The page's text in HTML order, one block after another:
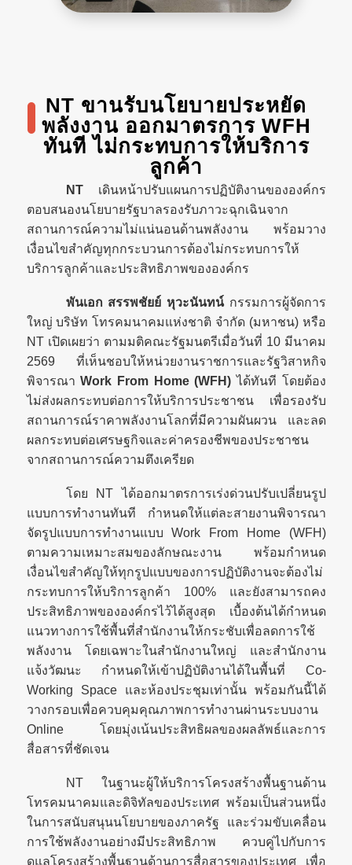
NT ขานรับนโยบายประหยัด
พลังงาน ออกมาตรการ WFH
ทันที ไม่กระทบการให้บริการ
ลูกค้า
NTเดินหน้าปรับแผนการปฏิบัติงานขององค์กร
ตอบสนองนโยบายรัฐบาลรองรับภาวะฉุกเฉินจาก
สถานการณ์ความไม่แน่นอนด้านพลังงาน พร้อมวาง
เงื่อนไขสำคัญทุกกระบวนการต้องไม่กระทบการให้
บริการลูกค้าและประสิทธิภาพขององค์กร
พันเอก สรรพชัยย์ หุวะนันทน์กรรมการผู้จัดการ
ใหญ่ บริษัท โทรคมนาคมแห่งชาติ จำกัด (มหาชน) หรือ
NT เปิดเผยว่า ตามมติคณะรัฐมนตรีเมื่อวันที่ 10 มีนาคม
2569 ที่เห็นชอบให้หน่วยงานราชการและรัฐวิสาหกิจ
พิจารณาWork From Home (WFH) ได้ทันที โดยต้อง
ไม่ส่งผลกระทบต่อการให้บริการประชาชน เพื่อรองรับ
สถานการณ์ราคาพลังงานโลกที่มีความผันผวน และลด
ผลกระทบต่อเศรษฐกิจและค่าครองชีพของประชาชน
จากสถานการณ์ความตึงเครียด
โดย NT ได้ออกมาตรการเร่งด่วนปรับเปลี่ยนรูป
แบบการทำงานทันที กำหนดให้แต่ละสายงานพิจารณา
จัดรูปแบบการทำงานแบบ Work From Home (WFH)
ตามความเหมาะสมของลักษณะงาน พร้อมกำหนด
เงื่อนไขสำคัญให้ทุกรูปแบบของการปฏิบัติงานจะต้องไม่
กระทบการให้บริการลูกค้า 100% และยังสามารถคง
ประสิทธิภาพขององค์กรไว้ได้สูงสุด เบื้องต้นได้กำหนด
แนวทางการใช้พื้นที่สำนักงานให้กระชับเพื่อลดการใช้
พลังงาน โดยเฉพาะในสำนักงานใหญ่ และสำนักงาน
แจ้งวัฒนะ กำหนดให้เข้าปฏิบัติงานได้ในพื้นที่ Co-
Working Space และห้องประชุมเท่านั้น พร้อมกันนี้ได้
วางกรอบเพื่อควบคุมคุณภาพการทำงานผ่านระบบงาน
Online โดยมุ่งเน้นประสิทธิผลของผลลัพธ์และการ
สื่อสารที่ชัดเจน
NT ในฐานะผู้ให้บริการโครงสร้างพื้นฐานด้าน
โทรคมนาคมและดิจิทัลของประเทศ พร้อมเป็นส่วนหนึ่ง
ในการสนับสนุนนโยบายของภาครัฐ และร่วมขับเคลื่อน
การใช้พลังงานอย่างมีประสิทธิภาพ ควบคู่ไปกับการ
ดูแลโครงสร้างพื้นฐานด้านการสื่อสารของประเทศ เพื่อ